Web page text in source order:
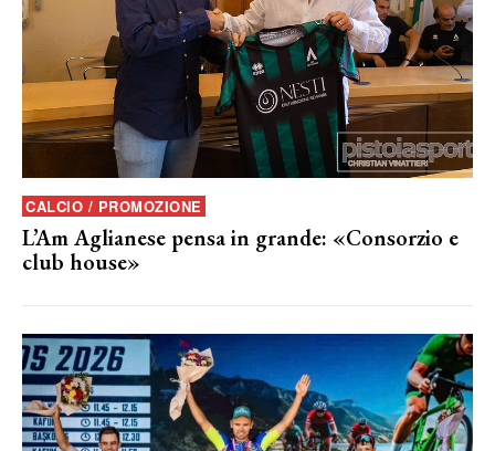
CALCIO / PROMOZIONE
L’Am Aglianese pensa in grande: «Consorzio e
club house»